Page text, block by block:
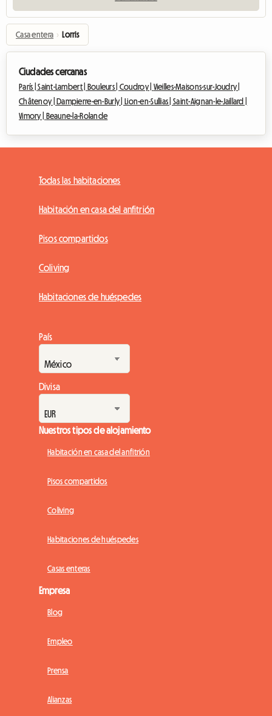
Casa entera › Lorris
Ciudades cercanas
París |Saint-Lambert | Bouleurs | Coudroy | Vieilles-Maisons-sur-Joudry |
Châtenoy |
Dampierre-en-Burly | Lion-en-Sullias |Saint-Aignan-le-Jaillard |
Vimory |
Beaune-la-Rolande
Todas las habitaciones
Habitación en casa del anfitrión
Pisos compartidos
Coliving
Habitaciones de huéspedes
País
Divisa
Nuestros tipos de alojamiento
Habitación en casa del anfitrión
Pisos compartidos
Coliving
Habitaciones de huéspedes
Casas enteras
Empresa
Blog
Empleo
Prensa
Alianzas